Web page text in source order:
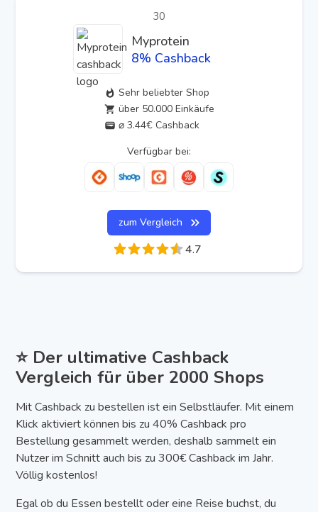
30
Myprotein
8% Cashback
Sehr beliebter Shop
über 50.000 Einkäufe
⌀ 3.44€ Cashback
Verfügbar bei:
zum Vergleich
4.7
⭐️ Der ultimative Cashback
Vergleich für über 2000 Shops
Mit Cashback zu bestellen ist ein Selbstläufer. Mit einem
Klick aktiviert können bis zu 40% Cashback pro
Bestellung gesammelt werden, deshalb sammelt ein
Nutzer im Schnitt auch bis zu 300€ Cashback im Jahr.
Völlig kostenlos!
Egal ob du Essen bestellt oder eine Reise buchst, du